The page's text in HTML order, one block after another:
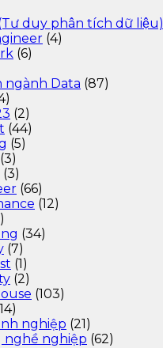
duy phân tích dữ liệu)
(4)
(6)
ngành Data (87)
(2)
(44)
(5)
(3)
(3)
(66)
(12)
(34)
(7)
(1)
(2)
(103)
nghiệp (21)
nghiệp (62)